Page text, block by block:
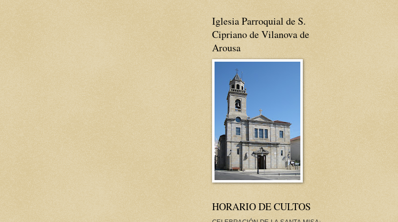
Iglesia Parroquial de S.
Cipriano de Vilanova de
Arousa
HORARIO DE CULTOS